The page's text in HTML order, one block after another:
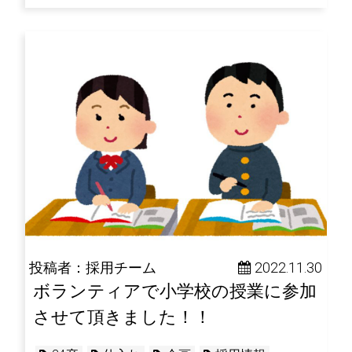
投稿者：採用チーム 2022.11.30
ボランティアで小学校の授業に参加
させて頂きました！！